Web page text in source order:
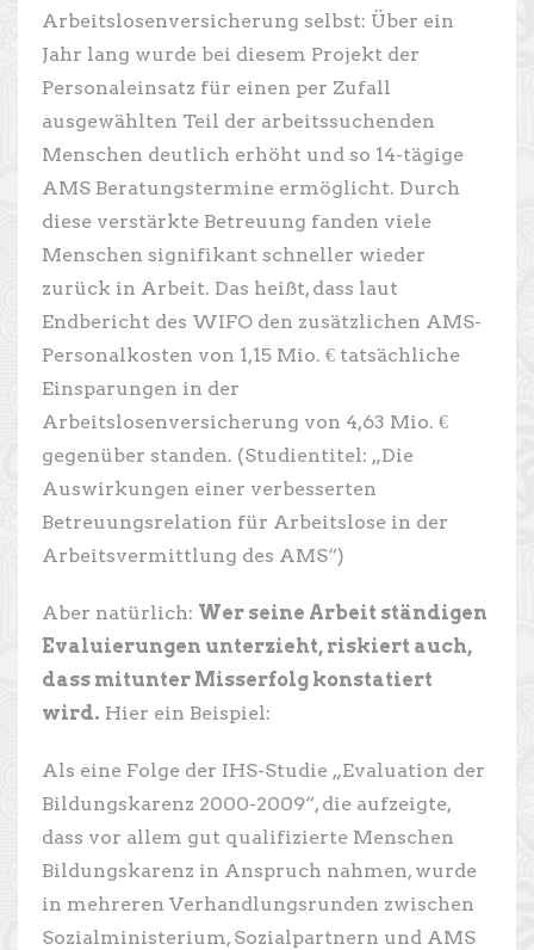
Arbeitslosenversicherung selbst: Über ein
Jahr lang wurde bei diesem Projekt der
Personaleinsatz für einen per Zufall
ausgewählten Teil der arbeitssuchenden
Menschen deutlich erhöht und so 14-tägige
AMS Beratungstermine ermöglicht. Durch
diese verstärkte Betreuung fanden viele
Menschen signifikant schneller wieder
zurück in Arbeit. Das heißt, dass laut
Endbericht des WIFO den zusätzlichen AMS-
Personalkosten von 1,15 Mio. € tatsächliche
Einsparungen in der
Arbeitslosenversicherung von 4,63 Mio. €
gegenüber standen. (Studientitel: „Die
Auswirkungen einer verbesserten
Betreuungsrelation für Arbeitslose in der
Arbeitsvermittlung des AMS“)
Aber natürlich: Wer seine Arbeit ständigen
Evaluierungen unterzieht, riskiert auch,
dass mitunter Misserfolg konstatiert
wird. Hier ein Beispiel:
Als eine Folge der IHS-Studie „Evaluation der
Bildungskarenz 2000-2009“, die aufzeigte,
dass vor allem gut qualifizierte Menschen
Bildungskarenz in Anspruch nahmen, wurde
in mehreren Verhandlungsrunden zwischen
Sozialministerium, Sozialpartnern und AMS